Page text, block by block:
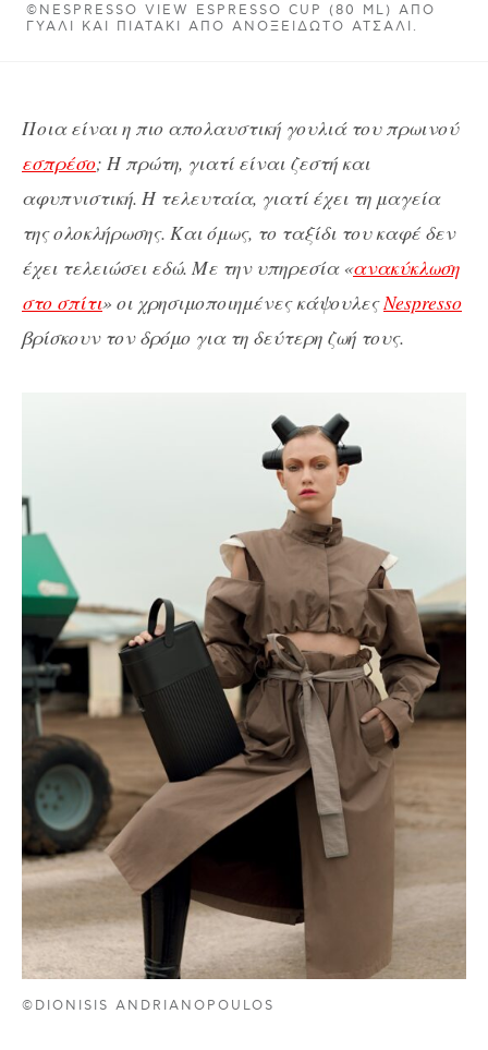
©NESPRESSO VIEW ESPRESSO CUP (80 ML) ΑΠΌ
ΓΥΑΛΊ ΚΑΙ ΠΙΑΤΆΚΙ ΑΠΌ ΑΝΟΞΕΊΔΩΤΟ ΑΤΣΆΛΙ.
Ποια είναι η πιο απολαυστική γουλιά του πρωινού
εσπρέσο; Η πρώτη, γιατί είναι ζεστή και
αφυπνιστική. Η τελευταία, γιατί έχει τη μαγεία
της ολοκλήρωσης. Και όμως, το ταξίδι του καφέ δεν
έχει τελειώσει εδώ. Με την υπηρεσία «ανακύκλωση
στο σπίτι» οι χρησιμοποιημένες κάψουλεςNespresso
βρίσκουν τον δρόμο για τη δεύτερη ζωή τους.
©DIONISIS ANDRIANOPOULOS